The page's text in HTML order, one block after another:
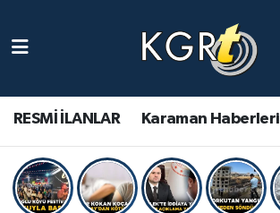
RESMİ İLANLAR Karaman Haberleri
Gündem Haberleri
Güncel Haberler
Spor Haberleri